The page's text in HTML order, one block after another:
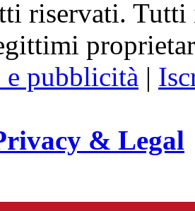
riservati. Tutti
e pubblicità |
& Legal